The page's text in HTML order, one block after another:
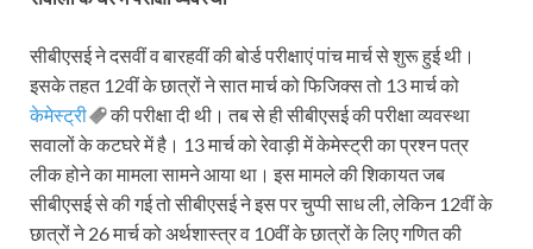
सीबीएसई ने दसवीं व बारहवीं की बोर्ड परीक्षाएं पांच मार्च से शुरू हुई थी।
इसके तहत 12वीं के छात्रों ने सात मार्च को फिजिक्स तो 13 मार्च को
केमेस्ट्री
की परीक्षा दी थी। तब से ही सीबीएसई की परीक्षा व्यवस्था
सवालों के कटघरे में है। 13 मार्च को रेवाड़ी में केमेस्ट्री का प्रश्न पत्र
लीक होने का मामला सामने आया था। इस मामले की शिकायत जब
सीबीएसई से की गई तो सीबीएसई ने इस पर चुप्पी साध ली, लेकिन 12वीं के
छात्रों ने 26 मार्च को अर्थशास्त्र व 10वीं के छात्रों के लिए गणित की